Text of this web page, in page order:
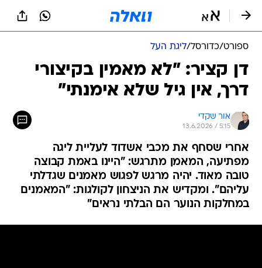
ספורט/כדורסל/ליגת העל
דן קציר: "לא מאמין בקיצורי
דרך, אין גיל שלא אימנתי"
אור שקדי
13.6.2026 / 5:15
אחרי שסחף את מכבי אשדוד לעליית ליגה
מפתיעה, המאמן מתרגש: "היינו באמת קבוצה
טובה מאוד. יהיה מרגש לפגוש מאמנים שגדלתי
עליהם". ומקדיש את הניצחון לקולגות: "המאמנים
במחלקות הנוער הם הבלתי נראים"